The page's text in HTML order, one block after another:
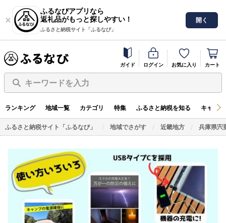
ふるなびアプリなら
返礼品がもっと探しやすい！
ふるさと納税サイト「ふるなび」
開く
ガイド ログイン お気に入り カート
キーワードを入力
ランキング 地域一覧 カテゴリ 特集 ふるさと納税を知る キャン
ふるさと納税サイト「ふるなび」 地域でさがす 近畿地方 兵庫県宍